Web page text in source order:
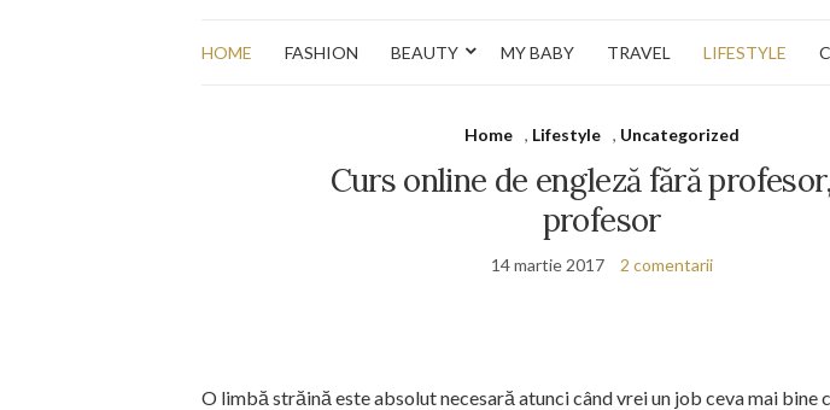
HOME FASHION BEAUTY MY BABY TRAVEL LIFESTYLE
Home , Lifestyle , Uncategorized
Curs online de engleză fără
profesor
14 martie 2017 2 comentarii
O limbă străină este absolut necesară atunci când vrei un job ceva mai bine